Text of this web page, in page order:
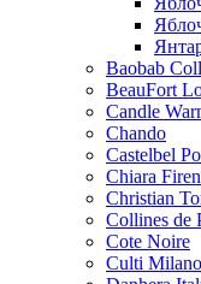
Baobab
BeauFort
Candle
Chando
Castelbel
Chiara
Christian
Collines de
Cote Noire
Culti Milano